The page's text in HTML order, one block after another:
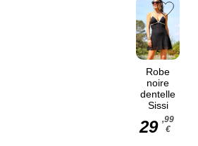
Robe
noire
dentelle
Sissi
29 ,99
€